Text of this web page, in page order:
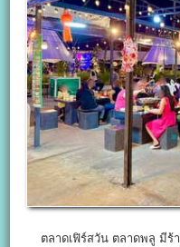
ตลาดเฟิร์สวัน ตลาดพลู มีร้